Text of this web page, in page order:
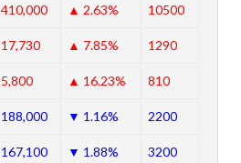
410,000 ▲ 2.63% 10500
17,730 ▲ 7.85% 1290
5,800 ▲ 16.23% 810
188,000 ▼ 1.16% 2200
167,100 ▼ 1.88% 3200